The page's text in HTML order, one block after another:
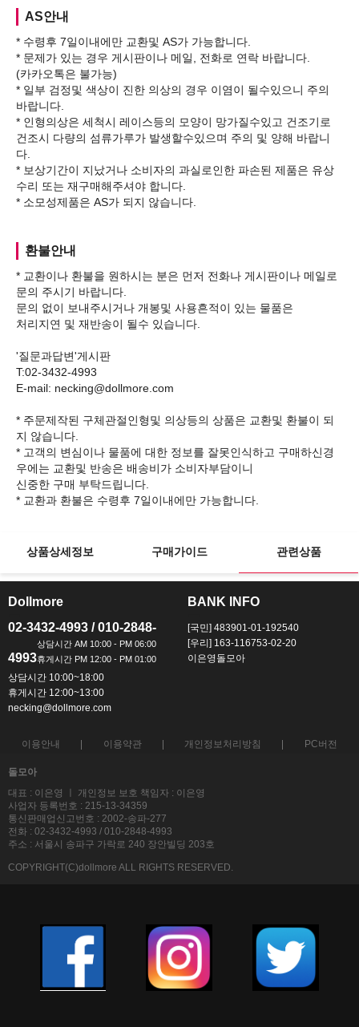
AS안내
* 수령후 7일이내에만 교환및 AS가 가능합니다.
* 문제가 있는 경우 게시판이나 메일, 전화로 연락 바랍니다.
(카카오톡은 불가능)
* 일부 검정및 색상이 진한 의상의 경우 이염이 될수있으니 주의
바랍니다.
* 인형의상은 세척시 레이스등의 모양이 망가질수있고 건조기로
건조시 다량의 섬류가루가 발생할수있으며 주의 및 양해 바랍니
다.
* 보상기간이 지났거나 소비자의 과실로인한 파손된 제품은 유상
수리 또는 재구매해주셔야 합니다.
환불안내
* 교환이나 환불을 원하시는 분은 먼저 전화나 게시판이나 메일로
문의 주시기 바랍니다.
문의 없이 보내주시거나 개봉및 사용흔적이 있는 물품은
처리지연 및 재반송이 될수 있습니다.
'질문과답변'게시판
T:02-3432-4993
E-mail: necking@dollmore.com
* 주문제작된 구체관절인형및 의상등의 상품은 교환및 환불이 되
지 않습니다.
* 고객의 변심이나 물품에 대한 정보를 잘못인식하고 구매하신경
우에는 교환및 반송은 배송비가 소비자부담이니
신중한 구매 부탁드립니다.
상품상세정보 구매가이드 관련상품
Dollmore
02-3432-4993 / 010-2848-
4993
상담시간 10:00~18:00
휴게시간 12:00~13:00
necking@dollmore.com
BANK INFO
[국민] 483901-01-192540
[우리] 163-116753-02-20
이은영돌모아
이용안내 이용약관 개인정보처리방침 PC버전
돌모아
대표 : 이은영 ㅣ 개인정보 보호 책임자 : 이은영
사업자 등록번호 : 215-13-34359
통신판매업신고번호 : 2002-송파-277
전화 : 02-3432-4993 / 010-2848-4993
주소 : 서울시 송파구 가락로 240 장안빌딩 203호
COPYRIGHT(C)dollmore ALL RIGHTS RESERVED.